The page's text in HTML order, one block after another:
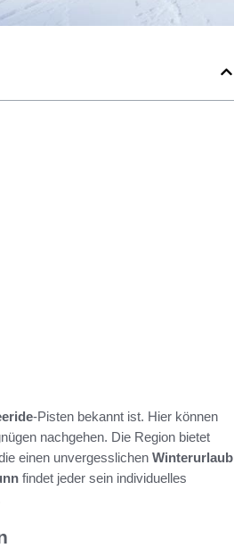
-Pisten bekannt ist. Hier können
nachgehen. Die Region bietet
einen unvergesslichen Winterurlaub
findet jeder sein individuelles